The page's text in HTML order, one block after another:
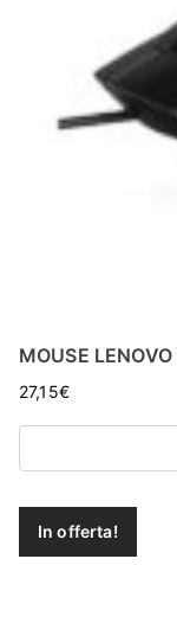
MOUSE
27,15€
In offerta!